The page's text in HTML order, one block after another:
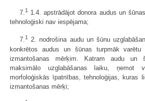
7.1
1.4. apstrādājot donora audus un
tehnoloģiski nav iespējama;
7.1
2. nodrošina audu un šūnu
konkrētos audus un šūnas turpmāk
izmantošanas mērķim. Katram audu un
maksimālo uzglabāšanas laiku,
morfoloģiskās īpatnības, tehnoloģijas, kuras
izmantošanas mērķi;